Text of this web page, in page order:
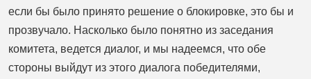
если бы было принято решение о блокировке, это бы и
прозвучало. Насколько было понятно из заседания
комитета, ведется диалог, и мы надеемся, что обе
стороны выйдут из этого диалога победителями,